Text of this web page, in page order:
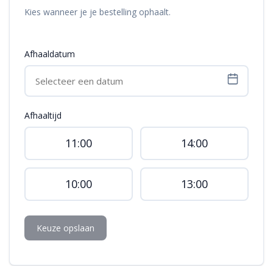
Kies wanneer je je bestelling ophaalt.
Afhaaldatum
Afhaaltijd
11:00 14:00
10:00 13:00
Keuze opslaan